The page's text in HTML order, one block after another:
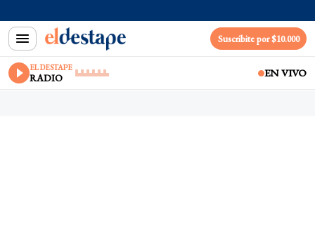
Suscribite por $10.000
EL DESTAPE
RADIO EN VIVO